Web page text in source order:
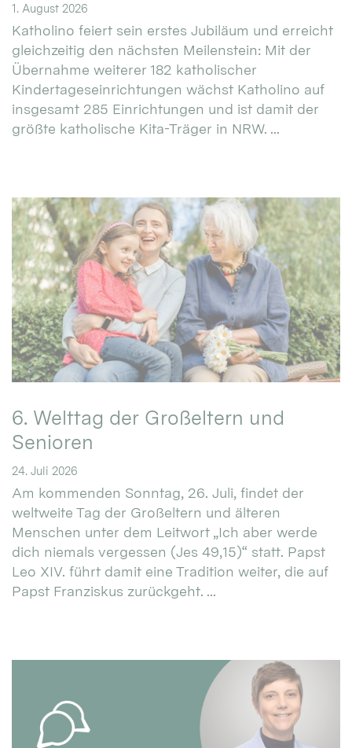
1. August 2026
Katholino feiert sein erstes Jubiläum und erreicht
gleichzeitig den nächsten Meilenstein: Mit der
Übernahme weiterer 182 katholischer
Kindertageseinrichtungen wächst Katholino auf
insgesamt 285 Einrichtungen und ist damit der
größte katholische Kita-Träger in NRW. ...
6. Welttag der Großeltern und
Senioren
24. Juli 2026
Am kommenden Sonntag, 26. Juli, findet der
weltweite Tag der Großeltern und älteren
Menschen unter dem Leitwort „Ich aber werde
dich niemals vergessen (Jes 49,15)“ statt. Papst
Leo XIV. führt damit eine Tradition weiter, die auf
Papst Franziskus zurückgeht. ...